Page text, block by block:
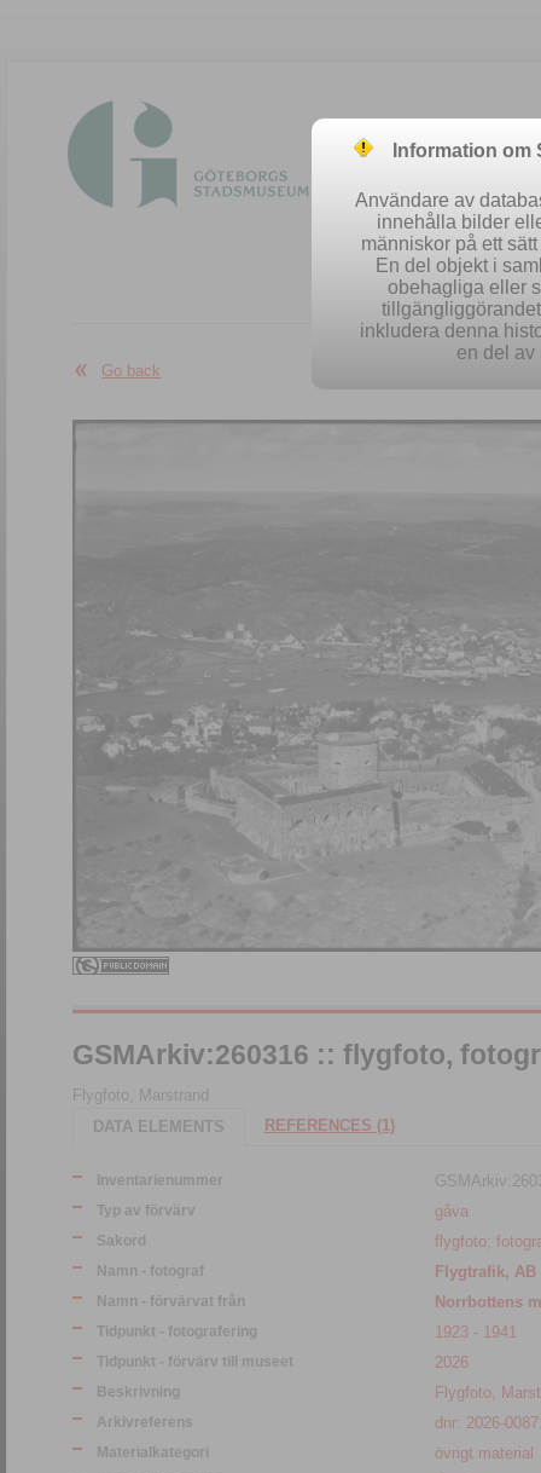
Easy
Go back
GSMArkiv:260316 :: flygfoto,
Flygfoto, Marstrand
DATA ELEMENTS
REFERENCES (1)
Inventarienummer
Typ av förvärv gåva
Sakord flygfoto;
Namn - fotograf Flygtrafik, AB
Namn - förvärvat från Norrbottens
Tidpunkt - fotografering 1923 - 1941
Tidpunkt - förvärv till museet 2026
Beskrivning Flygfoto,
Arkivreferens dnr: 2026-
Materialkategori övrigt material
Information
Användare av
innehålla bilder
människor på ett
En del objekt i
obehagliga eller
inkludera denna
en del av